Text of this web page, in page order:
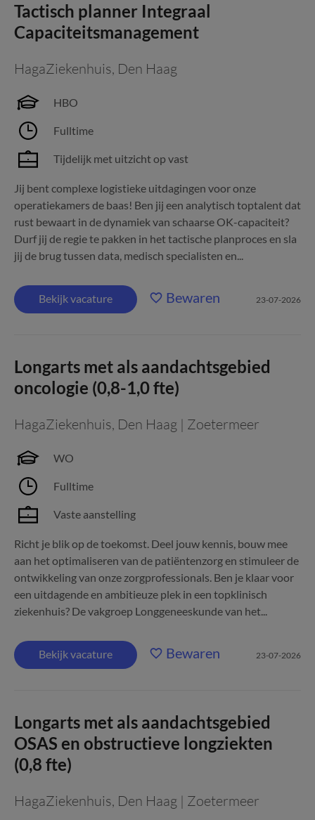
Tactisch planner Integraal
Capaciteitsmanagement
HagaZiekenhuis, Den Haag
HBO
Fulltime
Tijdelijk met uitzicht op vast
Jij bent complexe logistieke uitdagingen voor onze
operatiekamers de baas! Ben jij een analytisch toptalent dat
rust bewaart in de dynamiek van schaarse OK-capaciteit?
Durf jij de regie te pakken in het tactische planproces en sla
jij de brug tussen data, medisch specialisten en...
Bekijk vacature Bewaren 23-07-2026
Longarts met als aandachtsgebied
oncologie (0,8-1,0 fte)
HagaZiekenhuis, Den Haag | Zoetermeer
WO
Fulltime
Vaste aanstelling
Richt je blik op de toekomst. Deel jouw kennis, bouw mee
aan het optimaliseren van de patiëntenzorg en stimuleer de
ontwikkeling van onze zorgprofessionals. Ben je klaar voor
een uitdagende en ambitieuze plek in een topklinisch
ziekenhuis? De vakgroep Longgeneeskunde van het...
Bekijk vacature Bewaren 23-07-2026
Longarts met als aandachtsgebied
OSAS en obstructieve longziekten
(0,8 fte)
HagaZiekenhuis, Den Haag | Zoetermeer